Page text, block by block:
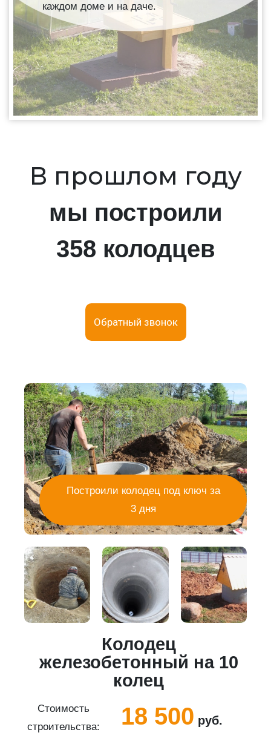
каждом доме и на даче.
В прошлом году
мы построили
358 колодцев
Обратный звонок
Построили колодец под ключ за
3 дня
Колодец
железобетонный на 10
колец
Стоимость
строительства:
18 500 руб.